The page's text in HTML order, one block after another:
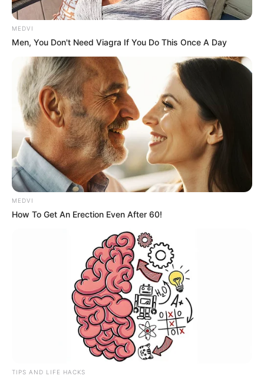
MEDVI
Men, You Don't Need Viagra If You Do This Once A Day
MEDVI
How To Get An Erection Even After 60!
TIPS AND LIFE HACKS